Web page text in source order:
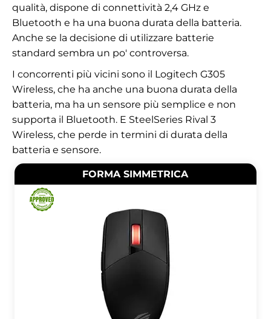
qualità, dispone di connettività 2,4 GHz e
Bluetooth e ha una buona durata della batteria.
Anche se la decisione di utilizzare batterie
standard sembra un po' controversa.
I concorrenti più vicini sono il Logitech G305
Wireless, che ha anche una buona durata della
batteria, ma ha un sensore più semplice e non
supporta il Bluetooth. E SteelSeries Rival 3
Wireless, che perde in termini di durata della
batteria e sensore.
FORMA SIMMETRICA